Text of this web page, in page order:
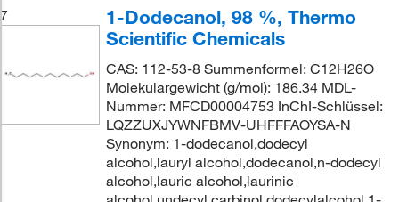
7
1-Dodecanol, 98 %, Thermo
Scientific Chemicals
CAS: 112-53-8 Summenformel: C12H26O
Molekulargewicht (g/mol): 186.34 MDL-
Nummer: MFCD00004753 InChI-Schlüssel:
LQZZUXJYWNFBMV-UHFFFAOYSA-N
Synonym: 1-dodecanol,dodecyl
alcohol,lauryl alcohol,dodecanol,n-dodecyl
alcohol,lauric alcohol,laurinic